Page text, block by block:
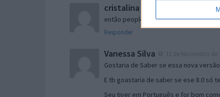
cristalina 11 de Novembro de 2005
então people
Responder
Vanessa Silva
Gostaria de Saber se essa nova
E tb goastaria de saber se ese 8.0 só
Seu tiver em Português e for bom